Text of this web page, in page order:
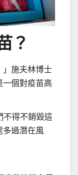
？
」施夫林博士
個對疫苗高
不得不銷毀這
多過潛在風